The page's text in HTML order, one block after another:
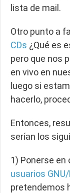
lista de mail.
Otro punto a
CDs ¿Qué es
pero que nos
en vivo en
luego si
hacerlo,
Entonces,
serían los
1) Ponerse
usuarios
pretendemos